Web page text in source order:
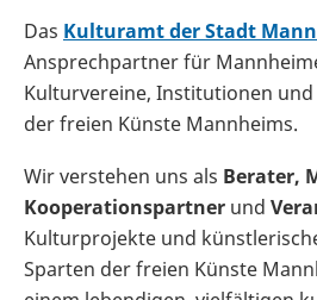
Das Kulturamt der Stadt
Ansprechpartner für
Kulturvereine, Institutionen und
der freien Künste Mannheims.
Wir verstehen uns als Berater,
Kooperationspartner und
Kulturprojekte und
Sparten der freien Künste